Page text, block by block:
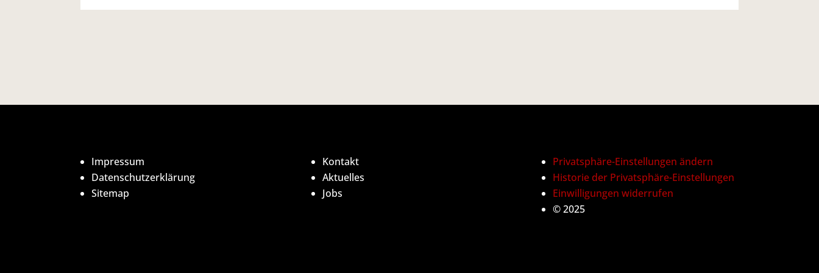
Impressum
Datenschutzerklärung
Sitemap
Kontakt
Aktuelles
Jobs
Privatsphäre-Einstellungen ändern
Historie der Privatsphäre-Einstellungen
Einwilligungen widerrufen
© 2025